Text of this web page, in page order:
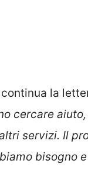
continua la
cercare
servizi. Il
bisogno